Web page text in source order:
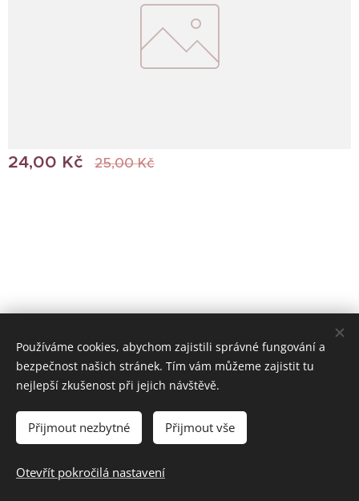
24,00 Kč 25,00Kč
Do košíku
© 2022 Všechna práva vyhrazena
Používáme cookies, abychom zajistili správné fungování a
bezpečnost našich stránek. Tím vám můžeme zajistit tu
nejlepší zkušenost při jejich návštěvě.
Přijmout nezbytné Přijmout vše
Otevřít pokročilá nastavení